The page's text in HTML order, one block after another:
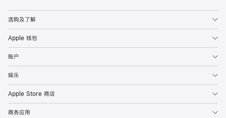
选购及了解
Apple 钱包
账户
娱乐
Apple Store 商店
商务应用